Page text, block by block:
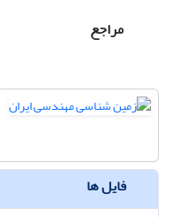
مراجع
فایل ها